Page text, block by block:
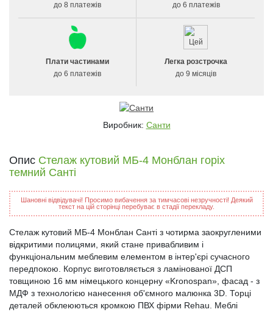
до 8 платежів
до 6 платежів
Плати частинами
до 6 платежів
Легка розстрочка
до 9 місяців
Виробник: Санти
Опис Стелаж кутовий МБ-4 Монблан горіх
темний Санті
Шановні відвідувачі! Просимо вибачення за тимчасові незручності! Деякий
текст на цій сторінці перебуває в стадії перекладу.
Стелаж кутовий МБ-4 Монблан Санті з чотирма заокругленими
відкритими полицями, який стане привабливим і
функціональним меблевим елементом в інтер'єрі сучасного
передпокою. Корпус виготовляється з ламінованої ДСП
товщиною 16 мм німецького концерну «Kronospan», фасад - з
МДФ з технологією нанесення об'ємного малюнка 3D. Торці
деталей обклеюються кромкою ПВХ фірми Rehau. Меблі